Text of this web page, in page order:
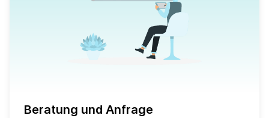
Beratung und Anfrage